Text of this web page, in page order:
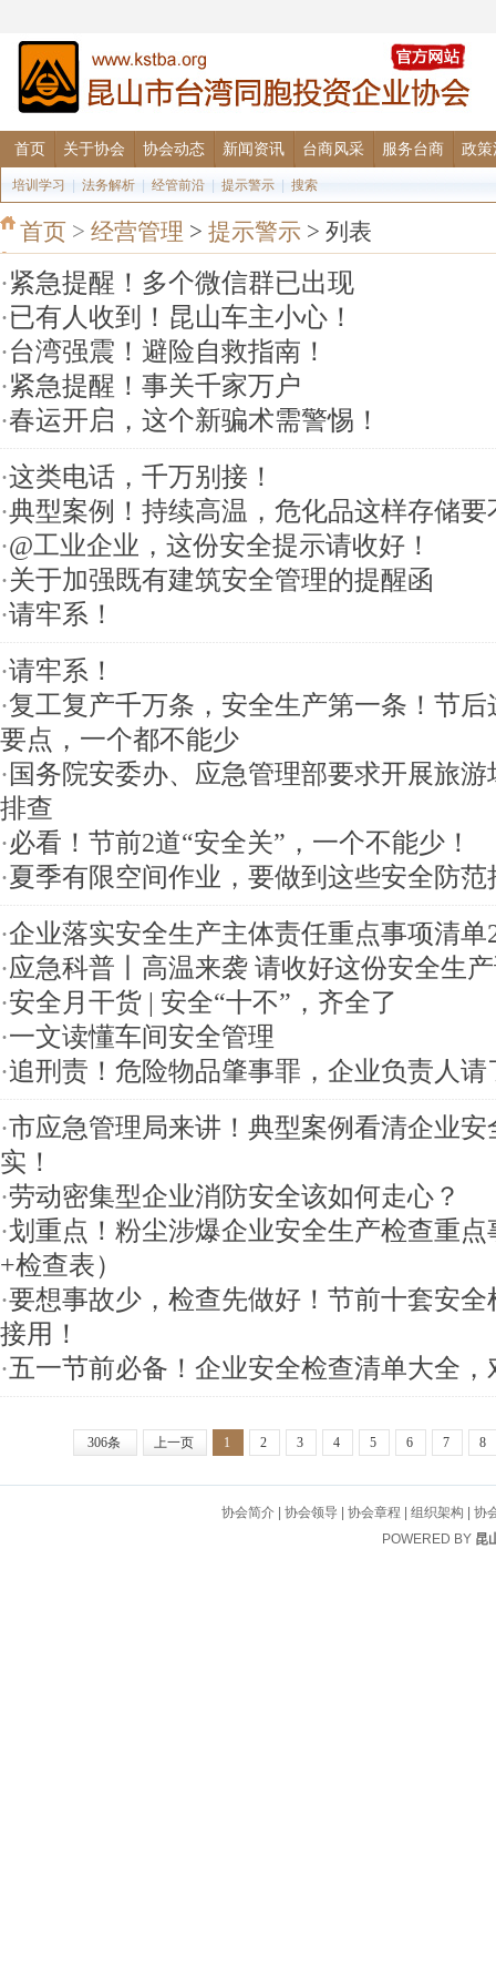
首页 关于协会 协会动态 新闻资讯 台商风采 服务台商 政策
培训学习 法务解析 经管前沿 提示警示 搜索
首页 > 经营管理 > 提示警示 > 列表
·紧急提醒！多个微信群已出现
·已有人收到！昆山车主小心！
·台湾强震！避险自救指南！
·紧急提醒！事关千家万户
·春运开启，这个新骗术需警惕！
·这类电话，千万别接！
·典型案例！持续高温，危化品这样存储要
·@工业企业，这份安全提示请收好！
·关于加强既有建筑安全管理的提醒函
·请牢系！
·请牢系！
·复工复产千万条，安全生产第一条！节后
要点，一个都不能少
·国务院安委办、应急管理部要求开展旅
排查
·必看！节前2道“安全关”，一个不能少！
·夏季有限空间作业，要做到这些安全防范
·企业落实安全生产主体责任重点事项清单
·应急科普丨高温来袭 请收好这份安全生
·安全月干货 | 安全“十不”，齐全了
·一文读懂车间安全管理
·追刑责！危险物品肇事罪，企业负责人请
·市应急管理局来讲！典型案例看清企业安
实！
·​劳动密集型企业消防安全该如何走心？
·划重点！粉尘涉爆企业安全生产检查重点
+检查表）
·要想事故少，检查先做好！节前十套安全
接用！
·五一节前必备！企业安全检查清单大全，
306条 上一页 1 2 3 4 5 6 7 8
协会简介 |协会领导 |协会章程 |组织架构 |协
POWERED BY 昆